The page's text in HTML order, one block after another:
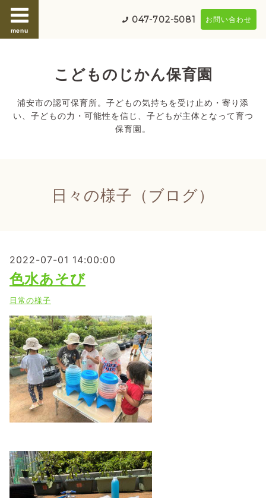
menu
047-702-5081 お問い合わせ
こどものじかん保育園
浦安市の認可保育所。子どもの気持ちを受け止め・寄り添
い、子どもの力・可能性を信じ、子どもが主体となって育つ
保育園。
日々の様子（ブログ）
2022-07-01 14:00:00
色水あそび
日常の様子